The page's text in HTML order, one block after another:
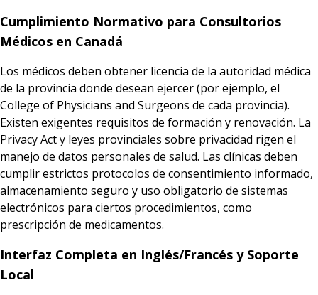
Cumplimiento Normativo para Consultorios
Médicos en Canadá
Los médicos deben obtener licencia de la autoridad médica
de la provincia donde desean ejercer (por ejemplo, el
College of Physicians and Surgeons de cada provincia).
Existen exigentes requisitos de formación y renovación. La
Privacy Act y leyes provinciales sobre privacidad rigen el
manejo de datos personales de salud. Las clínicas deben
cumplir estrictos protocolos de consentimiento informado,
almacenamiento seguro y uso obligatorio de sistemas
electrónicos para ciertos procedimientos, como
prescripción de medicamentos.
Interfaz Completa en Inglés/Francés y Soporte
Local